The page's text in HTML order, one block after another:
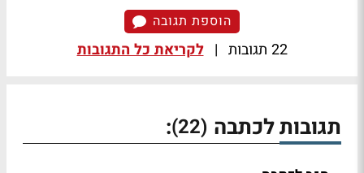
הוספת תגובה
22 תגובות | לקריאת כל התגובות
תגובות לכתבה (22)
: